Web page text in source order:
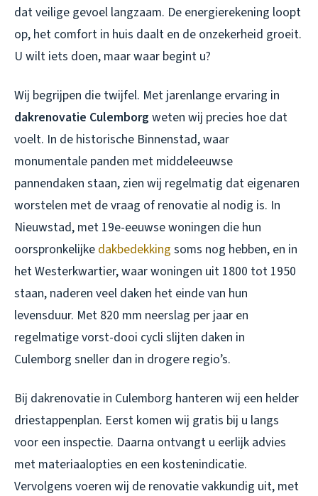
dat veilige gevoel langzaam. De energierekening loopt
op, het comfort in huis daalt en de onzekerheid groeit.
U wilt iets doen, maar waar begint u?
Wij begrijpen die twijfel. Met jarenlange ervaring in
dakrenovatie Culemborg weten wij precies hoe dat
voelt. In de historische Binnenstad, waar
monumentale panden met middeleeuwse
pannendaken staan, zien wij regelmatig dat eigenaren
worstelen met de vraag of renovatie al nodig is. In
Nieuwstad, met 19e-eeuwse woningen die hun
oorspronkelijke dakbedekking soms nog hebben, en in
het Westerkwartier, waar woningen uit 1800 tot 1950
staan, naderen veel daken het einde van hun
levensduur. Met 820 mm neerslag per jaar en
regelmatige vorst-dooi cycli slijten daken in
Culemborg sneller dan in drogere regio’s.
Bij dakrenovatie in Culemborg hanteren wij een helder
driestappenplan. Eerst komen wij gratis bij u langs
voor een inspectie. Daarna ontvangt u eerlijk advies
met materiaalopties en een kostenindicatie.
Vervolgens voeren wij de renovatie vakkundig uit, met